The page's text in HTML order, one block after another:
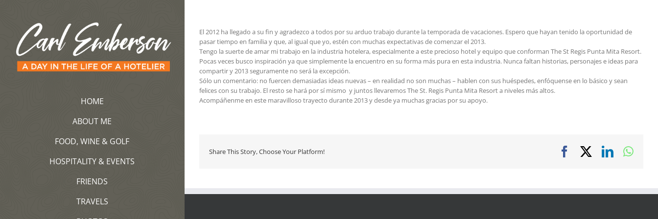
HOME
ABOUT ME
FOOD, WINE & GOLF
HOSPITALITY & EVENTS
FRIENDS
TRAVELS
El 2012 ha llegado a su fin y agradezco a todos por su arduo trabajo durante la temporada de vacaciones. Espero que hayan tenido la oportunidad de
pasar tiempo en familia y que, al igual que yo, estén con muchas expectativas de comenzar el 2013.
Tengo la suerte de amar mi trabajo en la industria hotelera, especialmente a este precioso hotel y equipo que conforman The St Regis Punta Mita Resort.
Pocas veces busco inspiración ya que simplemente la encuentro en su forma más pura en esta industria. Nunca faltan historias, personajes e ideas para
compartir y 2013 seguramente no será la excepción.
Sólo un comentario: no fuercen demasiadas ideas nuevas – en realidad no son muchas – hablen con sus huéspedes, enfóquense en lo básico y sean
felices con su trabajo. El resto se hará por sí mismo y juntos llevaremos The St. Regis Punta Mita Resort a niveles más altos.
Acompáñenme en este maravilloso trayecto durante 2013 y desde ya muchas gracias por su apoyo.
Share This Story, Choose Your Platform! FacebookLinkedIn